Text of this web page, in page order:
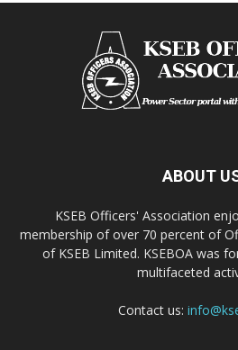
ABOUT
KSEB Officers' Association
membership of over 70 percent of
of KSEB Limited. KSEBOA was
multifaceted
Contact us: